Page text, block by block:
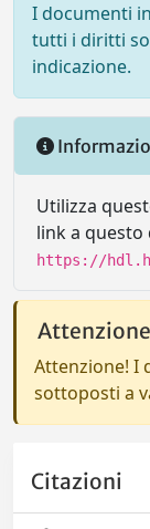
I documenti
tutti i diritti
indicazione.
Utilizza
link a
https://
Attenzione
Attenzione! I
sottoposti a
Citazioni